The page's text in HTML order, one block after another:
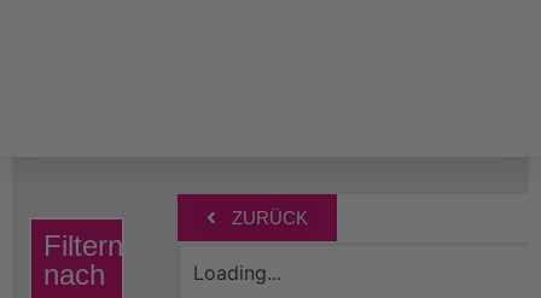
Filtern
nach
ZURÜCK
Loading...